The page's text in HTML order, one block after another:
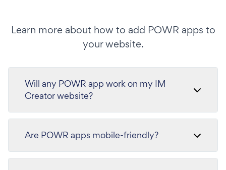
Learn more about how to add POWR apps to
your website.
Will any POWR app work on my IM
Creator website?
Are POWR apps mobile-friendly?